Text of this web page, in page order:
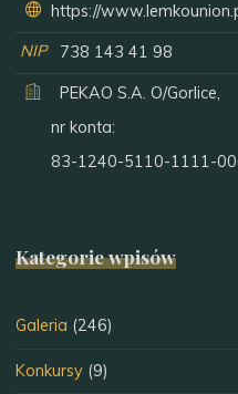
https://
NIP
738 143 41 98
PEKAO S.A. O/Gorlice,
nr konta:
83-1240-5110-1111-
Kategorie wpisów
Galeria (246)
Konkursy (9)